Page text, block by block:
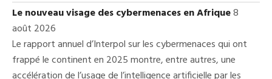
Le nouveau visage des cybermenaces en Afrique8
août 2026
Le rapport annuel d’Interpol sur les cybermenaces qui ont
frappé le continent en 2025 montre, entre autres, une